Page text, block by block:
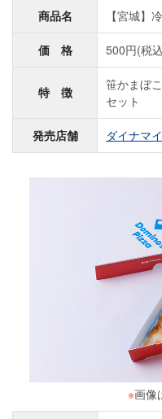
商品名 【宮城】
価 格 500円(税
特 徴
笹かまぼ
セット
発売店舗 ダイナマ
※画像